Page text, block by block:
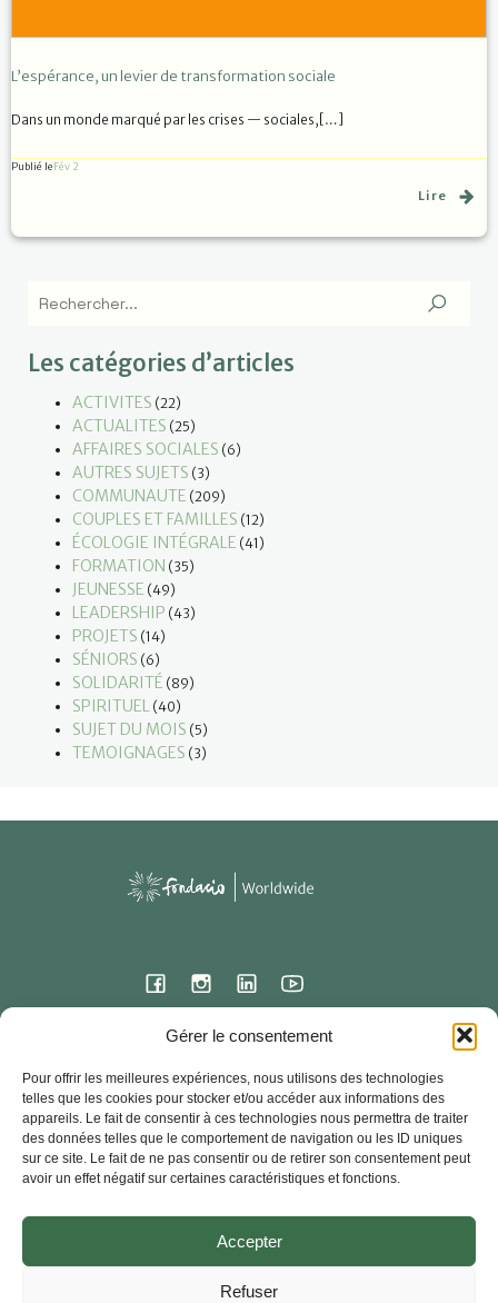
Gérer le consentement
Pour offrir les meilleures expériences, nous utilisons des technologies
telles que les cookies pour stocker et/ou accéder aux informations des
appareils. Le fait de consentir à ces technologies nous permettra de traiter
des données telles que le comportement de navigation ou les ID uniques
sur ce site. Le fait de ne pas consentir ou de retirer son consentement peut
avoir un effet négatif sur certaines caractéristiques et fonctions.
Accepter
Refuser
L’espérance, un levier de transformation sociale
Dans un monde marqué par les crises — sociales,[…]
Publié leFév 2
Lire
Les catégories d’articles
ACTIVITES (22)
ACTUALITES (25)
AFFAIRES SOCIALES (6)
AUTRES SUJETS (3)
COMMUNAUTE (209)
COUPLES ET FAMILLES (12)
ÉCOLOGIE INTÉGRALE (41)
FORMATION (35)
JEUNESSE (49)
LEADERSHIP (43)
PROJETS (14)
SÉNIORS (6)
SOLIDARITÉ (89)
SPIRITUEL (40)
SUJET DU MOIS (5)
TEMOIGNAGES (3)
23 rue de l’ermitage
78000 VERSAILLES – France
Contact
33 + (0) 1 30 83 03 90
Documents officiels